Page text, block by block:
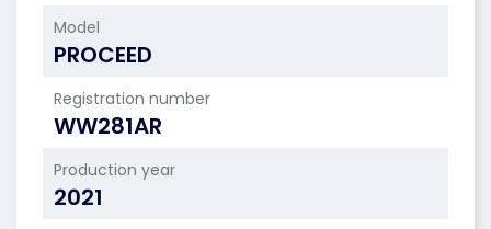
Model
PROCEED
Registration number
WW281AR
Production year
2021